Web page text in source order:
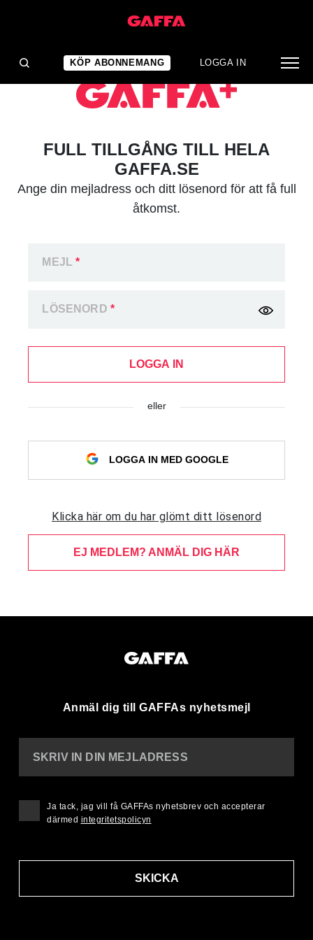
KÖP ABONNEMANG LOGGA IN
FULL TILLGÅNG TILL HELA
GAFFA.SE
Ange din mejladress och ditt lösenord för att få full
åtkomst.
MEJL*
LÖSENORD *
LOGGA IN
eller
LOGGA IN MED GOOGLE
Klicka här om du har glömt ditt lösenord
EJ MEDLEM? ANMÄL DIG HÄR
Anmäl dig till GAFFAs nyhetsmejl
SKRIV IN DIN MEJLADRESS
SKICKA
Ja tack, jag vill få GAFFAs nyhetsbrev och accepterar
därmed integritetspolicyn